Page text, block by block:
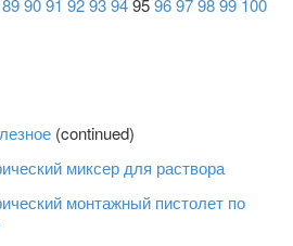
899091 9293949596979899 100
(continued)
миксер для раствора
монтажный пистолет по